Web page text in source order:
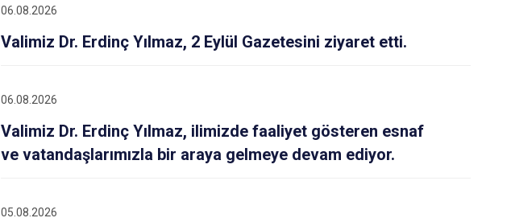
06.08.2026
Valimiz Dr. Erdinç Yılmaz, 2 Eylül Gazetesini ziyaret etti.
06.08.2026
Valimiz Dr. Erdinç Yılmaz, ilimizde faaliyet gösteren esnaf
ve vatandaşlarımızla bir araya gelmeye devam ediyor.
05.08.2026